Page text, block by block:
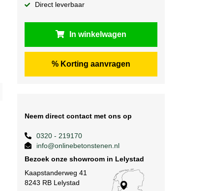
Direct leverbaar
In winkelwagen
% Korting aanvragen
Neem direct contact met ons op
0320 - 219170
info@onlinebetonstenen.nl
Bezoek onze showroom in Lelystad
Kaapstanderweg 41
8243 RB Lelystad